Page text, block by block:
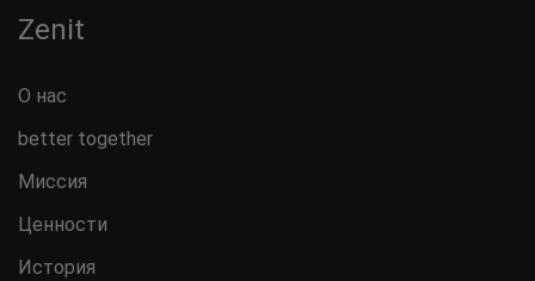
Zenit
О нас
better together
Миссия
Ценности
История